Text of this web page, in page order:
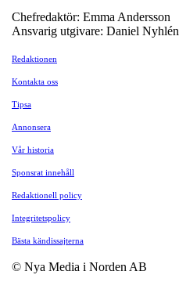
Chefredaktör: Emma Andersson
Ansvarig utgivare: Daniel Nyhlén
Redaktionen
Kontakta oss
Tipsa
Annonsera
Vår historia
Sponsrat innehåll
Redaktionell policy
Integritetspolicy
Bästa kändissajterna
© Nya Media i Norden AB